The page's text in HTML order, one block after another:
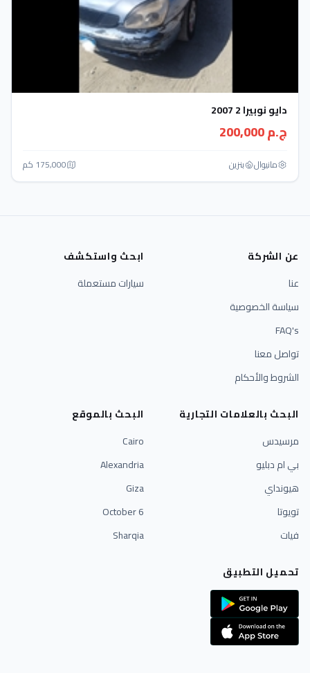
دايو نوبيرا 2 2007
ج.م 200,000
مانيوال بنزين 175,000 كم
عن الشركة
عنا
سياسة الخصوصية
FAQ's
تواصل معنا
الشروط والأحكام
ابحث واستكشف
سيارات مستعملة
البحث بالعلامات التجارية
مرسيدس
بي ام دبليو
هيونداي
تويوتا
فيات
البحث بالموقع
Cairo
Alexandria
Giza
6 October
Sharqia
تحميل التطبيق